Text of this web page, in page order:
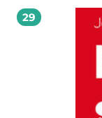
spokoju, które
gęstwinę. Autorka
setki tysięcy lat
bliżej do puszczy
podświadomość
Nerwy w las
dobrze wpływa
psychikę, pracę
aktywności,
ogromną, mądrą
dziełem sztuki
29